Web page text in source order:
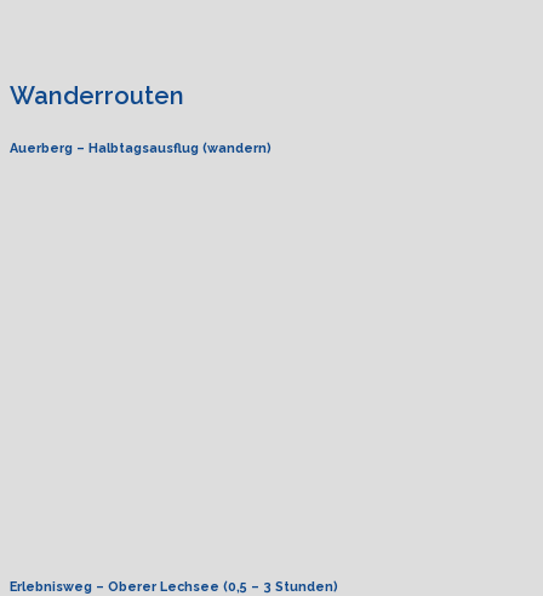
Wanderrouten
Auerberg – Halbtagsausflug (wandern)
Erlebnisweg – Oberer Lechsee (0,5 – 3 Stunden)